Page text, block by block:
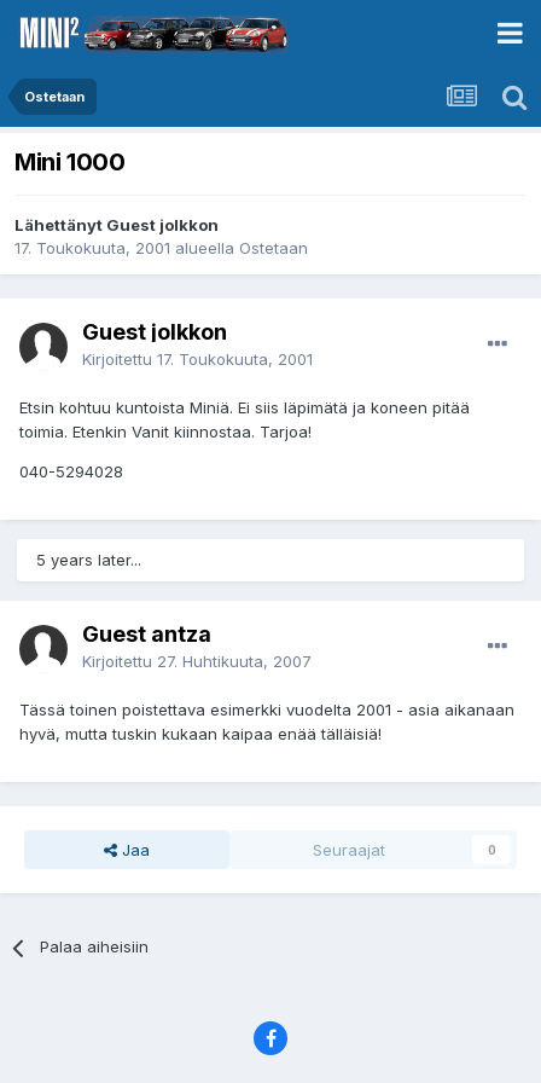
Ostetaan
Mini 1000
Lähettänyt Guest jolkkon
17. Toukokuuta, 2001 alueella Ostetaan
Guest jolkkon
Kirjoitettu 17. Toukokuuta, 2001
Etsin kohtuu kuntoista Miniä. Ei siis läpimätä ja koneen pitää
toimia. Etenkin Vanit kiinnostaa. Tarjoa!
040-5294028
5 years later...
Guest antza
Kirjoitettu 27. Huhtikuuta, 2007
Tässä toinen poistettava esimerkki vuodelta 2001 - asia aikanaan
hyvä, mutta tuskin kukaan kaipaa enää tälläisiä!
Jaa Seuraajat 0
Palaa aiheisiin